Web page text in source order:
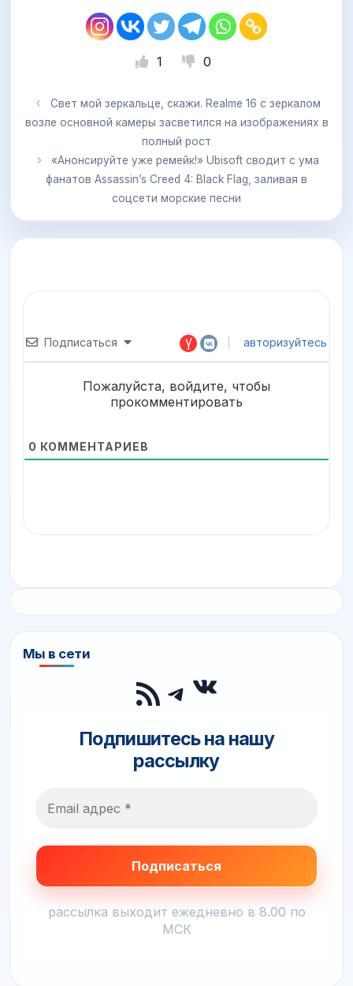
1 0
Свет мой зеркальце, скажи. Realme 16 с зеркалом
возле основной камеры засветился на изображениях в
полный рост
«Анонсируйте уже ремейк!» Ubisoft сводит с ума
фанатов Assassin’s Creed 4: Black Flag, заливая в
соцсети морские песни
Подписаться авторизуйтесь
Пожалуйста, войдите, чтобы
прокомментировать
0 КОММЕНТАРИЕВ
Мы в сети
RSS-лента
Telegram
ВКонтакте
Подпишитесь на нашу
рассылку
рассылка выходит ежедневно в 8.00 по
МСК